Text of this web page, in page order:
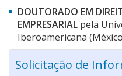
DOUTORADO EM
EMPRESARIAL pela
Iberoamericana
Solicitação de